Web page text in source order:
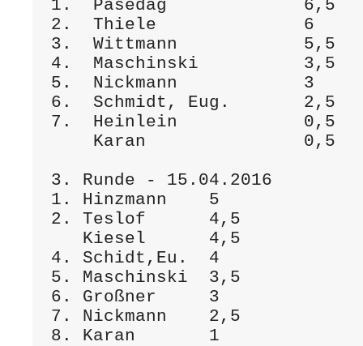
1.  Pasedag             6,5
2.  Thiele              6
3.  Wittmann            5,5
4.  Maschinski          3,5
5.  Nickmann            3
6.  Schmidt, Eug.       2,5
7.  Heinlein            0,5
    Karan               0,5
3. Runde - 15.04.2016
1. Hinzmann    5
2. Teslof      4,5
   Kiesel      4,5
4. Schidt,Eu.  4
5. Maschinski  3,5
6. Großner     3
7. Nickmann    2,5
8. Karan       1